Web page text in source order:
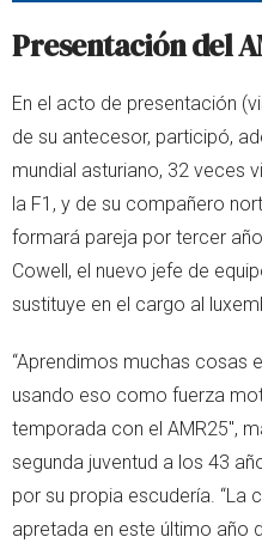
Presentación del
En el acto de presentación
de su antecesor, participó,
mundial asturiano, 32 veces
la F1, y de su compañero
formará pareja por tercer
Cowell, el nuevo jefe de
sustituye en el cargo al
“Aprendimos muchas cosas
usando eso como fuerza
temporada con el AMR25",
segunda juventud a los 43
por su propia escudería. “La
apretada en este último año